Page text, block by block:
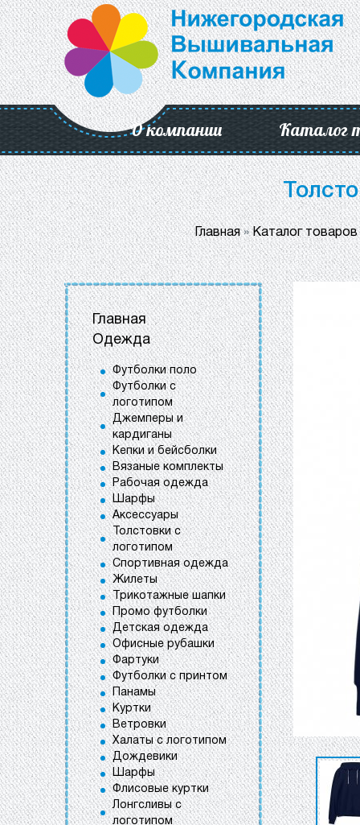
О компании Каталог
Главная»Каталог товаров
Главная
Одежда
Футболки поло
Футболки с
логотипом
Джемперы и
кардиганы
Кепки и бейсболки
Вязаные комплекты
Рабочая одежда
Шарфы
Аксессуары
Толстовки с
логотипом
Спортивная одежда
Жилеты
Трикотажные шапки
Промо футболки
Детская одежда
Офисные рубашки
Фартуки
Футболки с принтом
Панамы
Куртки
Ветровки
Халаты с логотипом
Дождевики
Шарфы
Флисовые куртки
Лонгсливы с
логотипом